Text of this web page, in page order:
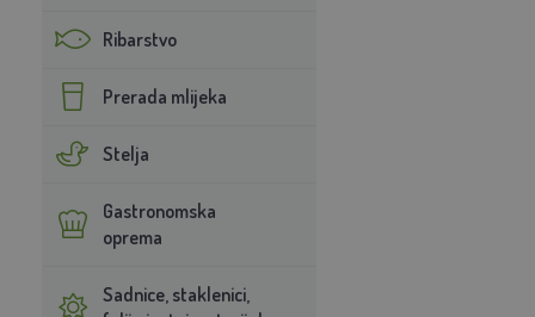
Ribarstvo
Prerada mlijeka
Stelja
Gastronomska
oprema
Sadnice, staklenici,